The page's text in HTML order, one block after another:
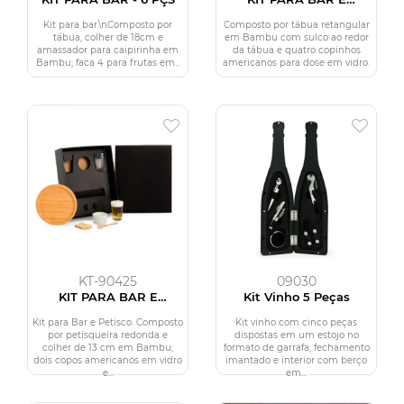
Kit para bar.\nComposto por
tábua, colher de 18cm e
amassador para caipirinha em
Bambu; faca 4 para frutas em...
Composto por tábua retangular
em Bambu com sulco ao redor
da tábua e quatro copinhos
americanos para dose em vidro.
KT-90425
KIT PARA BAR E
Kit para Bar e Petisco. Composto
por petisqueira redonda e
colher de 13 cm em Bambu;
dois copos americanos em vidro
e...
09030
Kit Vinho 5 Peças
Kit vinho com cinco peças
dispostas em um estojo no
formato de garrafa, fechamento
imantado e interior com berço
em...